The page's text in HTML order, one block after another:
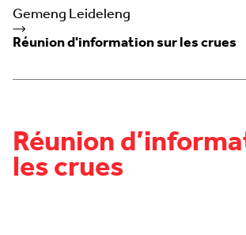
Gemeng Leideleng
Réunion d'information sur les crues
Réunion
les crues